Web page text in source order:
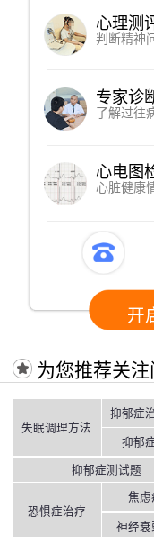
心理测
判断精神
专家诊
了解过往
心电图
心脏健康
开
为您推荐关
失眠调理方法
抑郁症
抑郁
抑郁症测试题
恐惧症治疗
焦虑
神经